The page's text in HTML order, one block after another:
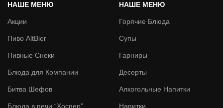
НАШЕ МЕНЮ
Акции
Пиво AltBier
Пивные Снеки
Блюда для Компании
Битва Шефов
Блюда в печи “Хоспер”
НАШЕ МЕНЮ
Горячие Блюда
Супы
Гарниры
Десерты
Алкогольные Напитки
Напитки